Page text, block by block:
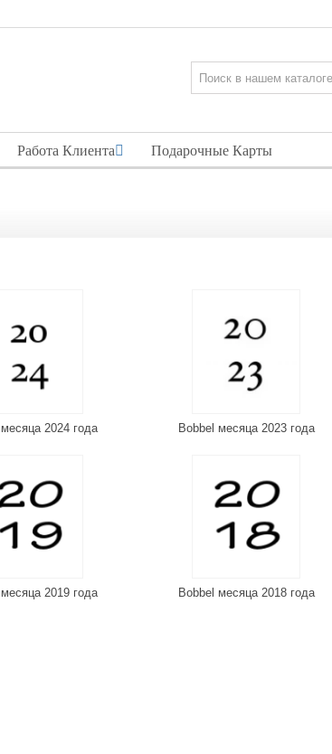
Работа Клиента Подарочные Карты
2024 года Bobbel месяца 2023 года
2019 года Bobbel месяца 2018 года